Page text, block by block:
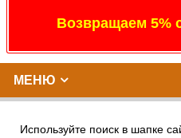
Возвращаем 5%
МЕНЮ
Используйте поиск в шапке